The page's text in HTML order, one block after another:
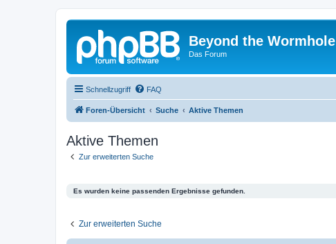
Beyond the Wormhole
Das Forum
Schnellzugriff FAQ
Foren-Übersicht Suche Aktive Themen
Aktive Themen
Zur erweiterten Suche
Es wurden keine passenden Ergebnisse gefunden.
Zur erweiterten Suche